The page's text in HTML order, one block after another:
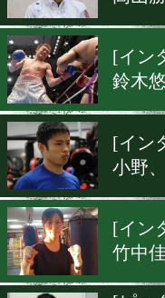
[
安
[
高
[
高